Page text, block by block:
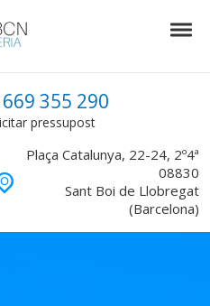
per
355 290
pressupost
Plaça Catalunya, 22-24, 2º4ª
08830
Sant Boi de Llobregat
(Barcelona)